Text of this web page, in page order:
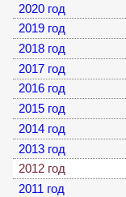
2020 год
2019 год
2018 год
2017 год
2016 год
2015 год
2014 год
2013 год
2012 год
2011 год